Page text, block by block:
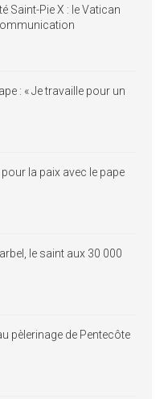
Saint-Pie X : le Vatican
: « Je travaille pour un
la paix avec le pape
le saint aux 30 000
pèlerinage de Pentecôte